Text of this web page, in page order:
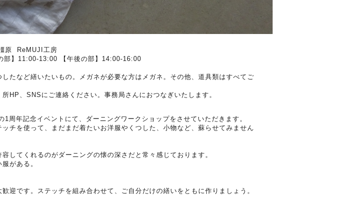
原 ReMUJI工房
部】11:00-13:00 【午後の部】14:00-16:00
たなど繕いたいもの。メガネが必要な方はメガネ。その他、道具類はすべてご
HP、SNSにご連絡ください。事務局さんにおつなぎいたします。
1周年記念イベントにて、ダーニングワークショップをさせていただきます。
チを使って、まだまだ着たいお洋服やくつした、小物など、蘇らせてみません
してくれるのがダーニングの懐の深さだと常々感じております。
がある。
迎です。ステッチを組み合わせて、ご自分だけの繕いをともに作りましょう。